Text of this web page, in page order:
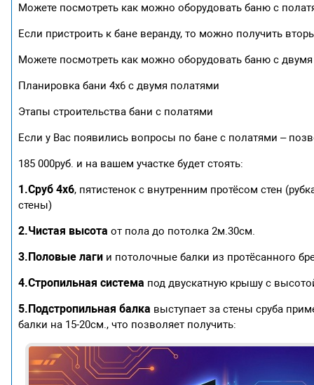
Можете посмотреть как можно оборудовать баню с
Если пристроить к бане веранду, то можно получить
Можете посмотреть как можно оборудовать баню с
Планировка бани 4х6 с двумя полатями
Этапы строительства бани с полатями
Если у Вас появились вопросы по бане с полатями –
185 000руб. и на вашем участке будет стоять:
1.Сруб 4х6, пятистенок с внутренним протёсом стен
стены)
2.Чистая высота от пола до потолка 2м.30см.
3.Половые лаги и потолочные балки из протёсанного
4.Стропильная система под двускатную крышу с
5.Подстропильная балка выступает за стены сруба
балки на 15-20см., что позволяет получить: